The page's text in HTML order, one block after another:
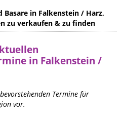
in Falkenstein / Harz,
zu verkaufen & zu finden
in Falkenstein /
Termine für
vor.